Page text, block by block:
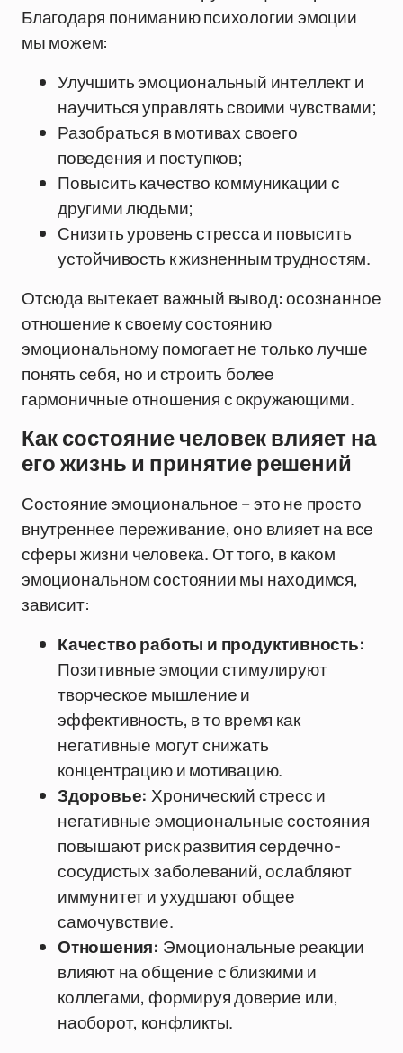
Благодаря пониманию психологии эмоции
мы можем:
Улучшить эмоциональный интеллект и
научиться управлять своими чувствами;
Разобраться в мотивах своего
поведения и поступков;
Повысить качество коммуникации с
другими людьми;
Снизить уровень стресса и повысить
устойчивость к жизненным трудностям.
Отсюда вытекает важный вывод: осознанное
отношение к своему состоянию
эмоциональному помогает не только лучше
понять себя, но и строить более
гармоничные отношения с окружающими.
Как состояние человек влияет на
его жизнь и принятие решений
Состояние эмоциональное – это не просто
внутреннее переживание, оно влияет на все
сферы жизни человека. От того, в каком
эмоциональном состоянии мы находимся,
зависит:
Качество работы и продуктивность:
Позитивные эмоции стимулируют
творческое мышление и
эффективность, в то время как
негативные могут снижать
концентрацию и мотивацию.
Здоровье: Хронический стресс и
негативные эмоциональные состояния
повышают риск развития сердечно-
сосудистых заболеваний, ослабляют
иммунитет и ухудшают общее
самочувствие.
Отношения: Эмоциональные реакции
влияют на общение с близкими и
коллегами, формируя доверие или,
наоборот, конфликты.